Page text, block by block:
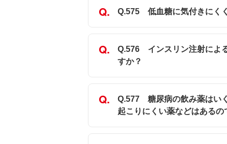
Q.575 低血糖に気付きにく
Q.576 インスリン注射によ
すか？
Q.577 糖尿病の飲み薬はい
起こりにくい薬などはあるの